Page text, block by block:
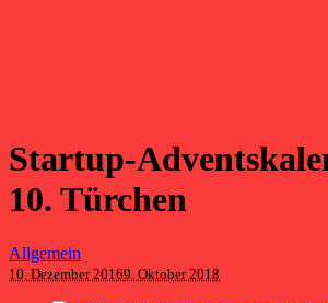
Startup-
10. Türchen
Allgemein
10. Dezember 20169. Oktober 2018